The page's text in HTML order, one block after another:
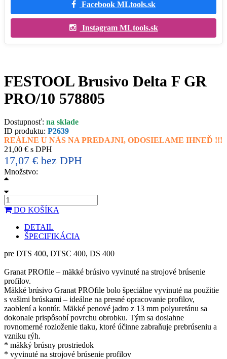
Facebook MLtools.sk
Instagram MLtools.sk
FESTOOL Brusivo Delta F GR
PRO/10 578805
Dostupnosť: na sklade
ID produktu: P2639
REÁLNE U NÁS NA PREDAJNI, ODOSIELAME IHNEĎ !!!
21,00 € s DPH
17,07 € bez DPH
Množstvo:
DO KOŠÍKA
DETAIL
ŠPECIFIKÁCIA
pre DTS 400, DTSC 400, DS 400
Granat PROfile – mäkké brúsivo vyvinuté na strojové brúsenie
profilov.
Mäkké brúsivo Granat PROfile bolo špeciálne vyvinuté na použitie
s vašimi brúskami – ideálne na presné opracovanie profilov,
zaoblení a kontúr. Mäkké penové jadro z 13 mm polyuretánu sa
dokonale prispôsobí povrchu obrobku. Tým sa dosiahne
rovnomerné rozloženie tlaku, ktoré účinne zabraňuje prebrúseniu a
vzniku rýh.
* mäkký brúsny prostriedok
* vyvinuté na strojové brúsenie profilov